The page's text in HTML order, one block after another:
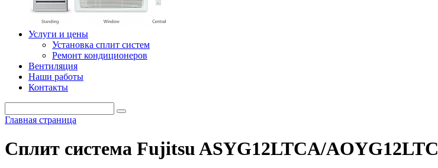
Услуги и цены
Установка сплит систем
Ремонт кондиционеров
Вентиляция
Наши работы
Контакты
Главная страница
Сплит система Fujitsu ASYG12LTCA/AOYG12LTC